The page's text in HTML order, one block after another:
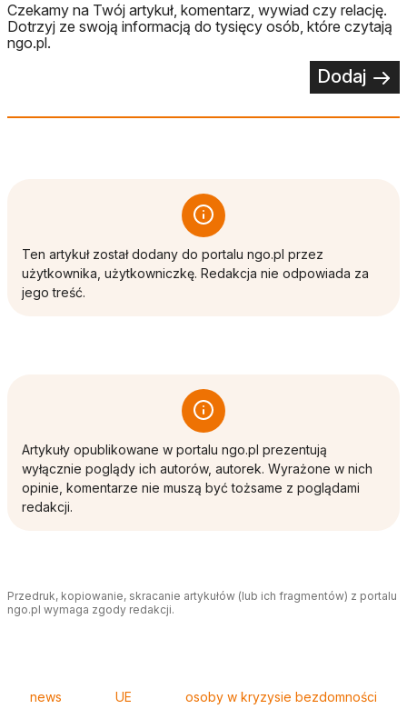
Czekamy na Twój artykuł, komentarz, wywiad czy relację.
Dotrzyj ze swoją informacją do tysięcy osób, które czytają
ngo.pl.
Dodaj
Ten artykuł został dodany do portalu ngo.pl przez
użytkownika, użytkowniczkę. Redakcja nie odpowiada za
jego treść.
Artykuły opublikowane w portalu ngo.pl prezentują
wyłącznie poglądy ich autorów, autorek. Wyrażone w nich
opinie, komentarze nie muszą być tożsame z poglądami
redakcji.
Przedruk, kopiowanie, skracanie artykułów (lub ich fragmentów) z portalu
ngo.pl wymaga zgody redakcji.
news UE osoby w kryzysie bezdomności